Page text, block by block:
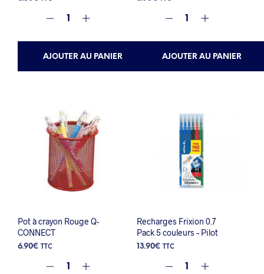
AJOUTER AU PANIER AJOUTER AU PANIER
Pot à crayon Rouge Q-
CONNECT
6.90€ TTC
Recharges Frixion 0.7
Pack 5 couleurs – Pilot
13.90€ TTC